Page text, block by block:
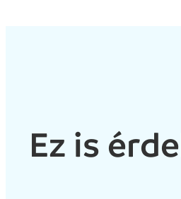
Ez is